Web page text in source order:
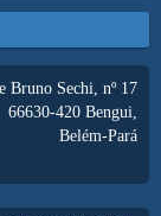
Bruno Sechi, nº 17
66630-420 Bengui,
Belém-Pará